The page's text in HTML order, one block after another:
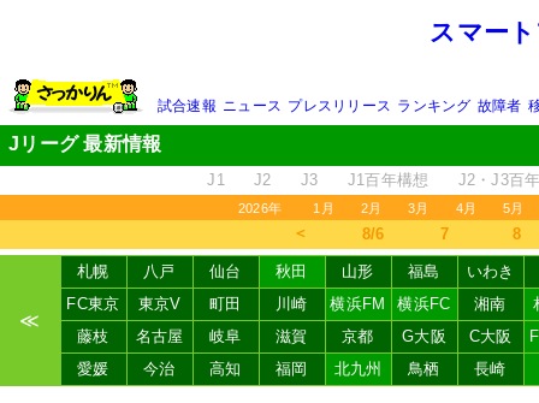
スマー
試合速報 ニュース プレスリリース ランキング 故障者
Jリーグ 最新情報
J1 J2 J3 J1百年構想 J2・J3百
2026年 1月 2月 3月 4月 5月
＜ 8/6 7 8
≪
札幌 八戸 仙台 秋田 山形 福島
いわき
FC東京
東京V 町田 川崎 横浜FM 横浜FC 湘南
藤枝
名古屋 岐阜 滋賀 京都 G大阪 C大阪
愛媛
今治 高知 福岡 北九州 鳥栖 長崎